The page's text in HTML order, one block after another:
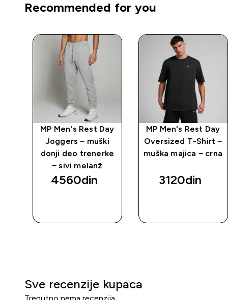
Recommended for you
MP Men's Rest Day
Joggers − muški
donji deo trenerke
− sivi melanž
4560din‎
MP Men's Rest Day
Oversized T-Shirt −
muška majica − crna
3120din‎
Sve recenzije kupaca
Trenutno nema recenzija.